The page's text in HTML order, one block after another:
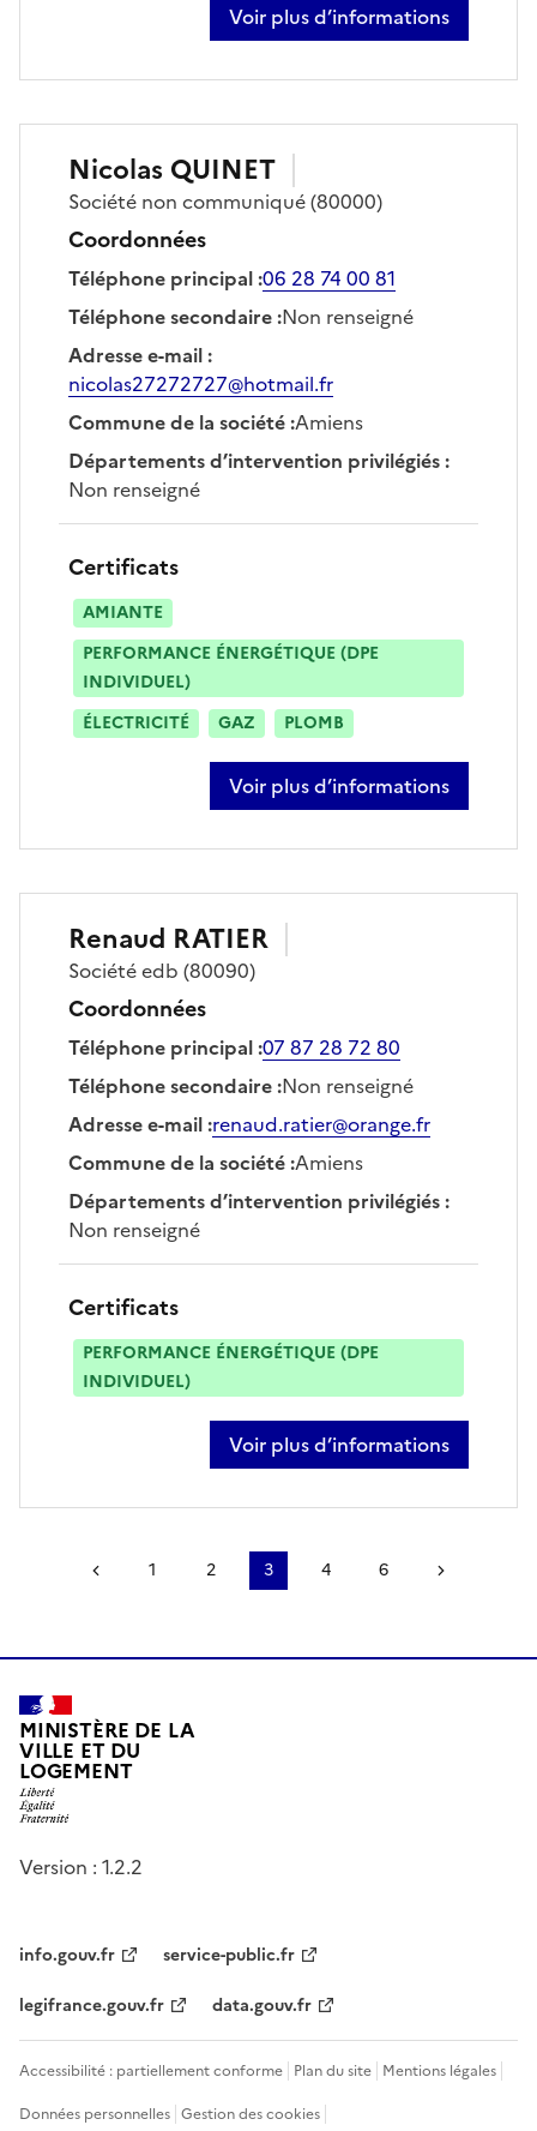
Voir plus d’informations
sur jorris nze
Nicolas QUINET
Société non communiqué(80000)
Coordonnées
Téléphone principal:06 28 74 00 81
Téléphone secondaire:Non renseigné
Adresse e-mail:
nicolas27272727@hotmail.fr
Commune de la société:Amiens
Départements d’intervention privilégiés:
Non renseigné
Certificats
AMIANTE
PERFORMANCE ÉNERGÉTIQUE (DPE
INDIVIDUEL)
ÉLECTRICITÉ
GAZ PLOMB
Voir plus d’informations
sur nicolas quinet
Renaud RATIER
Sociétéedb (80090)
Coordonnées
Téléphone principal:07 87 28 72 80
Téléphone secondaire:Non renseigné
Adresse e-mail:renaud.ratier@orange.fr
Commune de la société:Amiens
Départements d’intervention privilégiés:
Non renseigné
Certificats
PERFORMANCE ÉNERGÉTIQUE (DPE
INDIVIDUEL)
Voir plus d’informations
sur renaud ratier
Page précédente
1 2 3 4 6
MINISTÈRE DE LA
VILLE ET DU
LOGEMENT
Version : 1.2.2
info.gouv.fr
service-public.fr
legifrance.gouv.fr
data.gouv.fr
Accessibilité : partiellement conforme Plan du site Mentions légales
Données personnelles Gestion des cookies